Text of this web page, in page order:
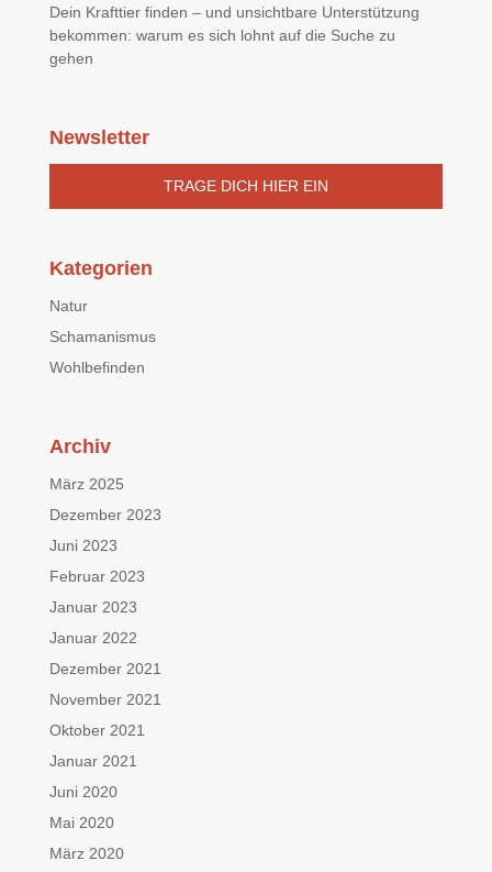
Dein Krafttier finden – und unsichtbare Unterstützung
bekommen: warum es sich lohnt auf die Suche zu
gehen
Newsletter
TRAGE DICH HIER EIN
Kategorien
Natur
Schamanismus
Wohlbefinden
Archiv
März 2025
Dezember 2023
Juni 2023
Februar 2023
Januar 2023
Januar 2022
Dezember 2021
November 2021
Oktober 2021
Januar 2021
Juni 2020
Mai 2020
März 2020